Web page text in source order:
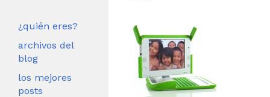
¿quién eres?
archivos del
blog
los mejores
posts